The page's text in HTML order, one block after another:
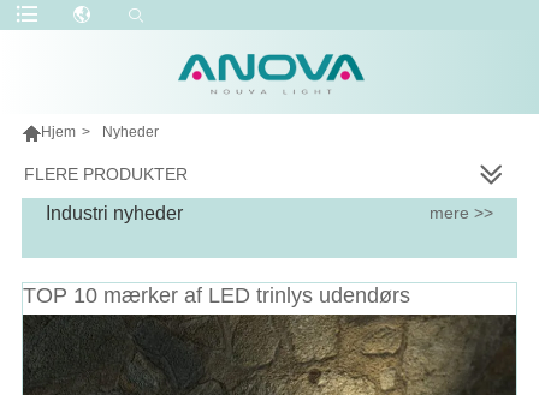
Hjem > Nyheder
FLERE PRODUKTER
Industri nyheder mere >>
TOP 10 mærker af LED trinlys udendørs